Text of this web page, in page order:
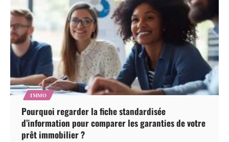
IMMO
Pourquoi regarder la fiche standardisée
d’information pour comparer les garanties de votre
prêt immobilier ?